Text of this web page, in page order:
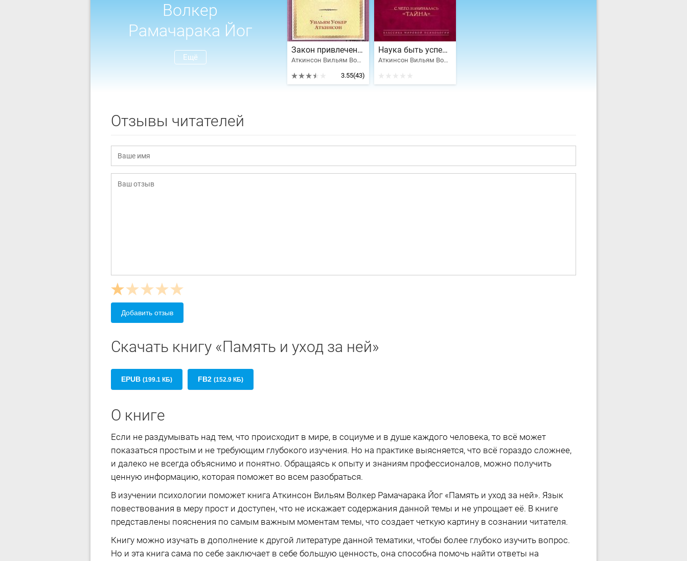
Волкер
Рамачарака Йог
Ещё
Закон привлечения и сила мысли
Аткинсон Вильям Волкер Рамачарака Йог
3.55(43)
Наука быть успешным
Аткинсон Вильям Волкер Рамачарака Йог
Отзывы читателей
Добавить отзыв
Скачать книгу «Память и уход за ней»
EPUB (199.1 КБ) FB2 (152.9 КБ)
О книге
Если не раздумывать над тем, что происходит в мире, в социуме и в душе каждого человека, то всё может
показаться простым и не требующим глубокого изучения. Но на практике выясняется, что всё гораздо сложнее,
и далеко не всегда объяснимо и понятно. Обращаясь к опыту и знаниям профессионалов, можно получить
ценную информацию, которая поможет во всем разобраться.
В изучении психологии поможет книга Аткинсон Вильям Волкер Рамачарака Йог «Память и уход за ней». Язык
повествования в меру прост и доступен, что не искажает содержания данной темы и не упрощает её. В книге
представлены пояснения по самым важным моментам темы, что создает четкую картину в сознании читателя.
Книгу можно изучать в дополнение к другой литературе данной тематики, чтобы более глубоко изучить вопрос.
Но и эта книга сама по себе заключает в себе большую ценность, она способна помочь найти ответы на